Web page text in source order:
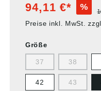
94,11 €* %
Preise inkl. MwSt.
Größe
37 38
42 43